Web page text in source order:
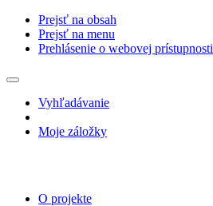
Prejsť na obsah
Prejsť na menu
Prehlásenie o webovej prístupnosti
Vyhľadávanie
Moje záložky
O projekte